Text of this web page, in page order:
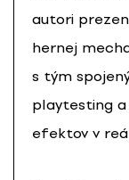
autori
hernej
s tým
playtesting a
efektov v